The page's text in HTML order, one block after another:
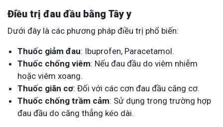
Điều trị đau đầu bằng Tây y
Dưới đây là các phương pháp điều trị phổ biến:
Thuốc giảm đau: Ibuprofen, Paracetamol.
Thuốc chống viêm: Nếu đau đầu do viêm nhiễm
hoặc viêm xoang.
Thuốc giãn cơ: Đối với các cơn đau đầu căng cơ.
Thuốc chống trầm cảm: Sử dụng trong trường hợp
đau đầu do căng thẳng kéo dài.